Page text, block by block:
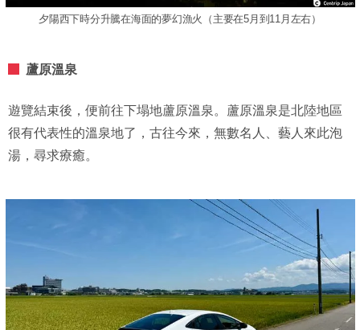
夕陽西下時分升騰在海面的夢幻漁火（主要在5月到11月左右）
蘆原溫泉
遊覽結束後，便前往下塌地蘆原溫泉。蘆原溫泉是北陸地區
很有代表性的溫泉地了，古往今來，無數名人、藝人來此泡
湯，尋求療癒。